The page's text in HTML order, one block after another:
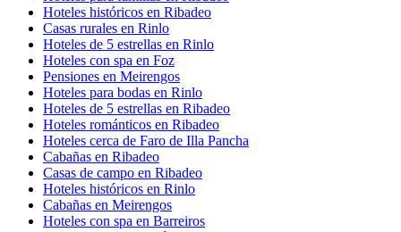
Hoteles históricos en Ribadeo
Casas rurales en Rinlo
Hoteles de 5 estrellas en Rinlo
Hoteles con spa en Foz
Pensiones en Meirengos
Hoteles para bodas en Rinlo
Hoteles de 5 estrellas en Ribadeo
Hoteles románticos en Ribadeo
Hoteles cerca de Faro de Illa Pancha
Cabañas en Ribadeo
Casas de campo en Ribadeo
Hoteles históricos en Rinlo
Cabañas en Meirengos
Hoteles con spa en Barreiros